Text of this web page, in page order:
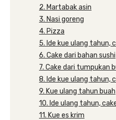
2. Martabak asin
3. Nasi goreng
4. Pizza
5. Ide kue ulang tahun,
6. Cake dari bahan sushi
7. Cake dari tumpukan
8. Ide kue ulang tahun,
9. Kue ulang tahun buah
10. Ide ulang tahun,
11. Kue es krim